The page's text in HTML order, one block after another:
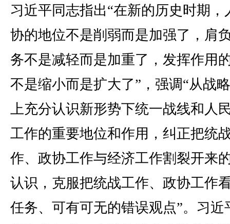
习近平同志指出“在新的历史时期，
协的地位不是削弱而是加强了，肩
务不是减轻而是加重了，发挥作用
不是缩小而是扩大了”，强调“从战
上充分认识新形势下统一战线和人
工作的重要地位和作用，纠正把统
作、政协工作与经济工作割裂开来
认识，克服把统战工作、政协工作
任务、可有可无的错误观点”。习近